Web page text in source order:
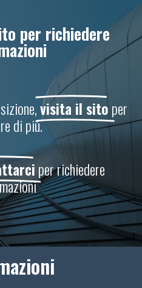
per richiedere
visita il sitoper
di più.
per richiedere